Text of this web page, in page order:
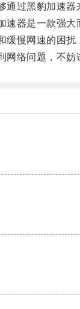
过黑豹加速器
器是一款强大
慢网速的困扰
络问题，不妨